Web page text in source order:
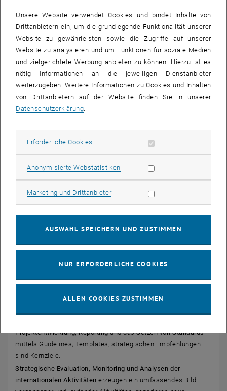
Analysen
Analyse globaler Entwicklungen mit Bezug zum
Hochschulsektor.
Quantitative und qualitative Analysen mit Bezug zu
strategischen Zielen zur Internationalisierungund deren
Operationalisierung (z.B. SWOT-Analysen, Regionalanalysen,
Potentialanalysen, mit Bezug zu strategischen Zielen und
Projektentwicklung - Reporting - Standards
Projektentwicklung, Reportingund dasSetzen von Standards
mittels Guidelines, Templates, strategischen Empfehlungen
sind Kernziele.
Strategische Evaluation, Monitoring und Analysen der
internationalen Aktivitätenerzeugen ein umfassendes Bild
Unsere Website verwendet Cookies und bindet Inhalte von
Drittanbietern ein, um die grundlegende Funktionalität unserer
Website zu gewährleisten sowie die Zugriffe auf unserer
Website zu analysieren und um Funktionen für soziale Medien
und zielgerichtete Werbung anbieten zu können. Hierzu ist es
nötig Informationen an die jeweiligen Dienstanbieter
weiterzugeben. Weitere Informationen zu Cookies und Inhalten
von Drittanbietern auf der Website finden Sie in unserer
Datenschutzerklärung
Erforderliche Cookies Erforderliche Cookies zulassen
Anonymisierte WebstatistikenStatistik Cookies zulassen
Marketing und DrittanbieterMarketing Cookies zulassen
AUSWAHL SPEICHERN UND ZUSTIMMEN
NUR ERFORDERLICHE COOKIES
ALLEN COOKIES ZUSTIMMEN